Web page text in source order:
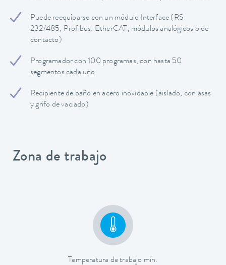
Puede reequiparse con un módulo Interface (RS
232/485, Profibus; EtherCAT; módulos analógicos o de
contacto)
Programador con 100 programas, con hasta 50
segmentos cada uno
Recipiente de baño en acero inoxidable (aislado, con asas
y grifo de vaciado)
Zona de trabajo
Temperatura de trabajo mín.